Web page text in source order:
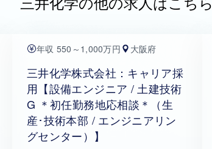
年収 550～1,000万円 大阪府
三井化学株式会社：キャリア採
用【設備エンジニア / 土建技術
G ＊初任勤務地応相談＊（生
産･技術本部 / エンジニアリン
グセンター）】